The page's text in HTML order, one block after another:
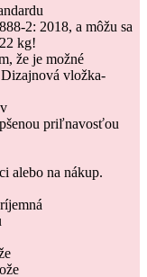
2: 2018, a môžu sa
kg!
že je možné
vložka-
priľnavosťou
alebo na nákup.